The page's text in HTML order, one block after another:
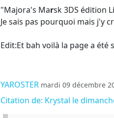
"Majora's Marsk 3DS édition
Je sais pas pourquoi mais j'y
Edit:Et bah voilà la page a été
YAROSTER mardi 09 décembre
Citation de: Krystal le